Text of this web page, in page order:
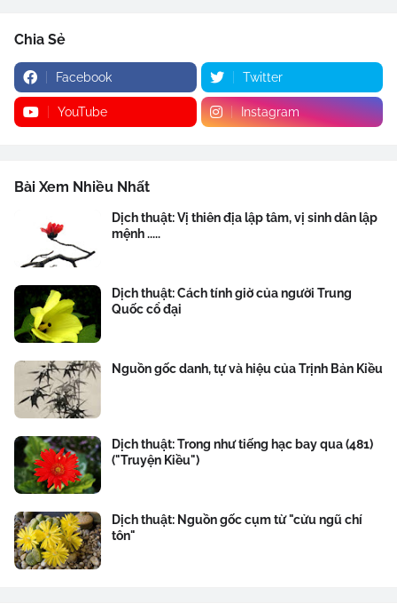
Chia Sẻ
Facebook Twitter
YouTube Instagram
Bài Xem Nhiều Nhất
Dịch thuật: Vị thiên địa lập tâm, vị sinh dân lập
mệnh .....
Dịch thuật: Cách tính giờ của người Trung
Quốc cổ đại
Nguồn gốc danh, tự và hiệu của Trịnh Bản Kiều
Dịch thuật: Trong như tiếng hạc bay qua (481)
("Truyện Kiều")
Dịch thuật: Nguồn gốc cụm từ "cửu ngũ chí
tôn"